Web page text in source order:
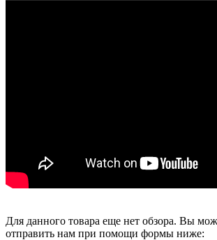
Для данного товара еще нет обзора. Вы
отправить нам при помощи формы ниже: